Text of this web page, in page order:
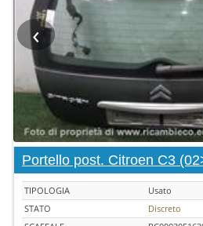
‹
Portello post. Citroen C3
TIPOLOGIA
Usato
STATO
Discreto